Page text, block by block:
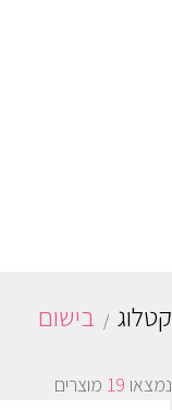
קטלוג בישום
נמצאו 19 מוצרים